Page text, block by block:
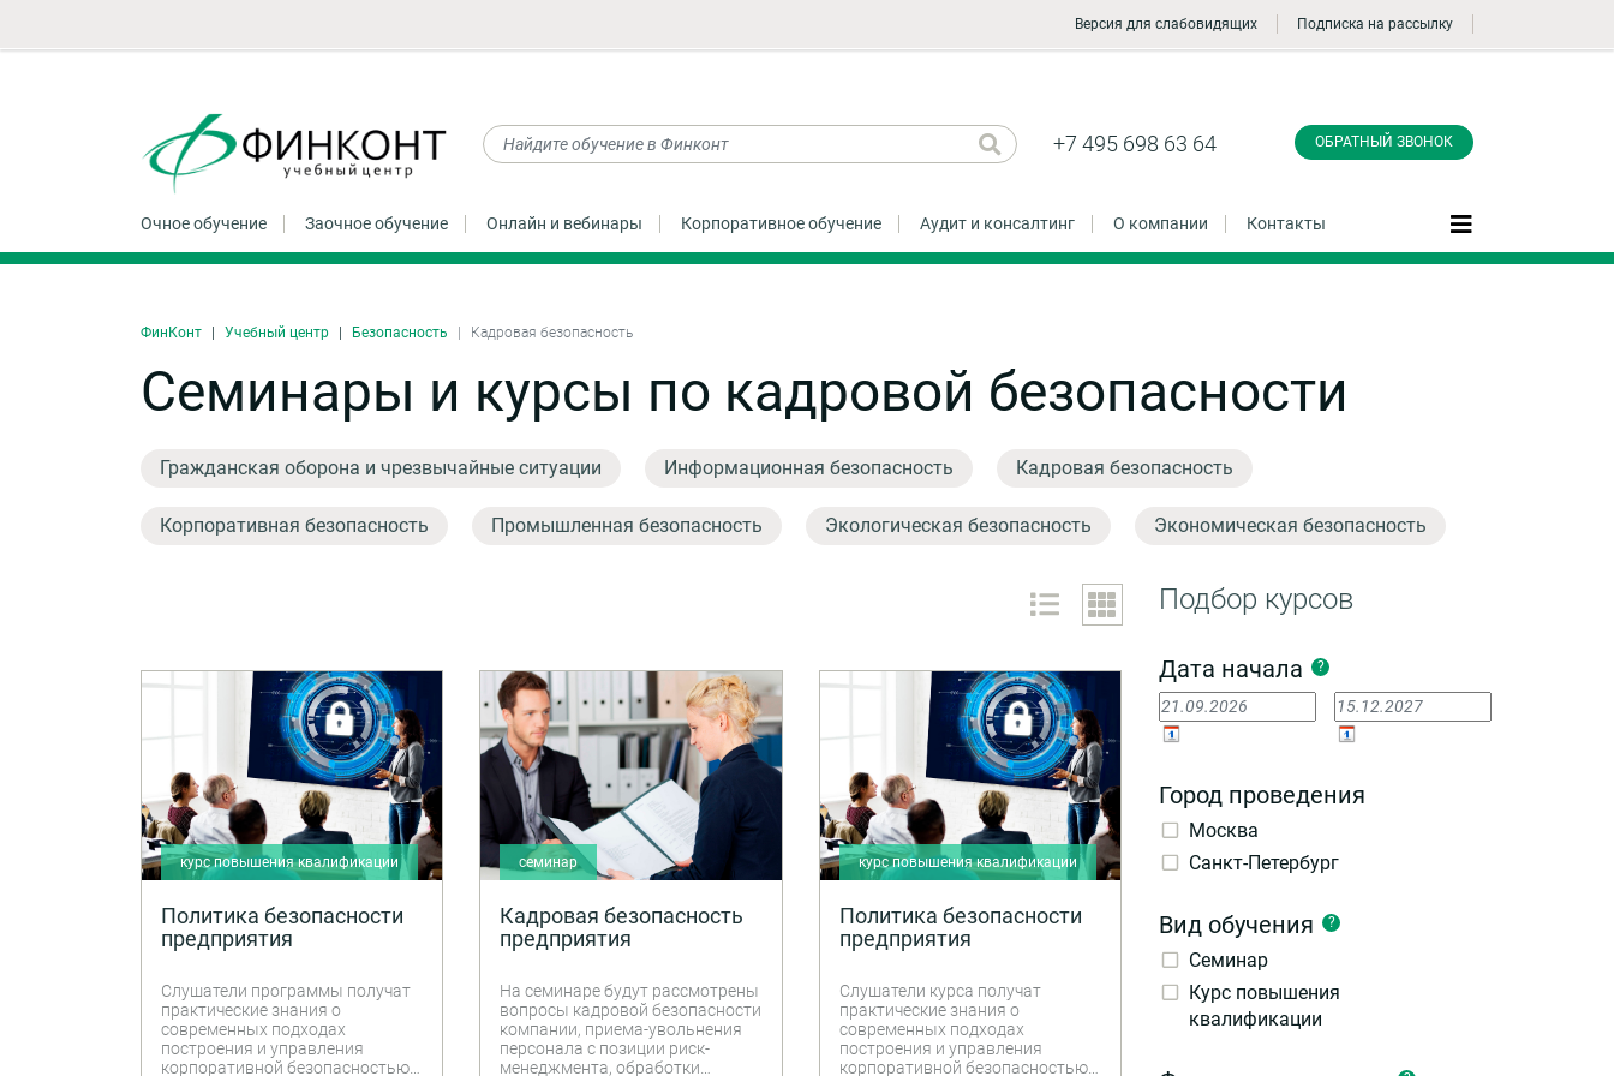
Версия для слабовидящих Подписка на рассылку
+7 495 698 63 64 ОБРАТНЫЙ ЗВОНОК
Очное обучение Заочное обучение Онлайн и вебинары Корпоративное обучение Аудит и консалтинг О компании Контакты
ФинКонт Учебный центр Безопасность Кадровая безопасность
Семинары и курсы по кадровой безопасности
Гражданская оборона и чрезвычайные ситуации Информационная безопасность Кадровая безопасность
Корпоративная безопасность Промышленная безопасность Экологическая безопасность Экономическая безопасность
Подбор курсов
Дата начала ?
Город проведения
Москва
Санкт-Петербург
Вид обучения ?
Семинар
Курс повышения
квалификации
курс повышения квалификации
Политика безопасности
предприятия
Слушатели программы получат
практические знания о
современных подходах
построения и управления
корпоративной безопасностью
семинар
Кадровая безопасность
предприятия
На семинаре будут рассмотрены
вопросы кадровой безопасности
компании, приема-увольнения
персонала с позиции риск-
менеджмента, обработки
курс повышения квалификации
Политика безопасности
предприятия
Слушатели курса получат
практические знания о
современных подходах
построения и управления
корпоративной безопасностью
звонок
конфиденциальности